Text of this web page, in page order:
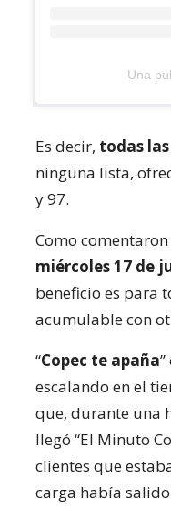
Una
Es decir, todas
ninguna lista,
y 97.
Como
miércoles 17 de
beneficio es para
acumulable con
“Copec te apaña
escalando en el
que, durante una
llegó “El Minuto
clientes que
carga había